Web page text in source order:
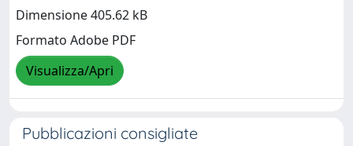
Dimensione 405.62 kB
Formato Adobe PDF
Visualizza/Apri
Pubblicazioni consigliate